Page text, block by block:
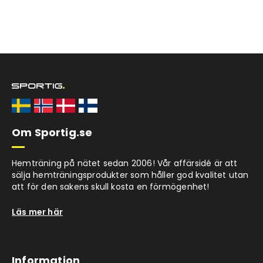
Om Sportig.se
Hemträning på nätet sedan 2006! Vår affärsidé är att
sälja hemträningsprodukter som håller god kvalitet utan
att för den sakens skull kosta en förmögenhet!
Läs mer här